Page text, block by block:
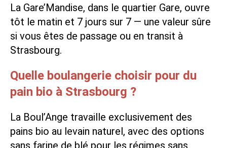
La Gare’Mandise, dans le quartier Gare, ouvre
tôt le matin et 7 jours sur 7 — une valeur sûre
si vous êtes de passage ou en transit à
Strasbourg.
Quelle boulangerie choisir pour du
pain bio à Strasbourg ?
La Boul’Ange travaille exclusivement des
pains bio au levain naturel, avec des options
sans farine de blé pour les régimes sans